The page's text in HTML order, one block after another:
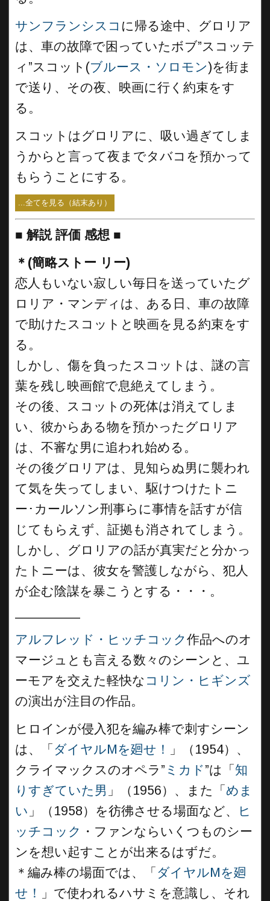
サンフランシスコ に帰る途中、グロリア
は、車の故障で困っていたボブ”スコッテ
ィ”スコット(ブルース・ソロモン)を街ま
で送り、その夜、映画に行く約束をす
る。
スコットはグロリアに、吸い過ぎてしま
うからと言って夜までタバコを預かって
もらうことにする。
...全てを見る（結末あり）
■ 解説 評価 感想 ■
＊(簡略ストー リー)
恋人もいない寂しい毎日を送っていたグ
ロリア・マンディは、ある日、車の故障
で助けたスコットと映画を見る約束をす
る。
しかし、傷を負ったスコットは、謎の言
葉を残し映画館で息絶えてしまう。
その後、スコットの死体は消えてしま
い、彼からある物を預かったグロリア
は、不審な男に追われ始める。
その後グロリアは、見知らぬ男に襲われ
て気を失ってしまい、駆けつけたトニ
ー･カールソン刑事らに事情を話すが信
じてもらえず、証拠も消されてしまう。
しかし、グロリアの話が真実だと分かっ
たトニーは、彼女を警護しながら、犯人
が企む陰謀を暴こうとする・・・。
アルフレッド・ヒッチコック作品へのオ
マージュとも言える数々のシーンと、ユ
ーモアを交えた軽快な コリン・ヒギンズ
の演出が注目の作品。
ヒロインが侵入犯を編み棒で刺すシーン
は、「 ダイヤルMを廻せ！
」（1954）、
クライマックスのオペラ” ミカド”は「 知
りすぎていた男 」（1956）、また「 めま
い 」（1958）を彷彿させる場面など、
ヒ
ッチコック ・ファンならいくつものシー
ンを想い起すことが出来るはずだ。
＊編み棒の場面では、「 ダイヤルMを廻
せ！
」で使われるハサミを意識し、それ